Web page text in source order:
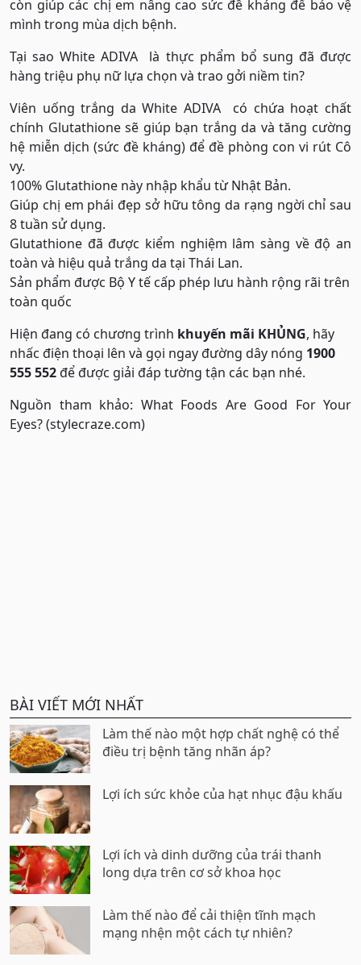
còn giúp các chị em nâng cao sức đề kháng để bảo vệ
mình trong mùa dịch bệnh.
Tại sao White ADIVA là thực phẩm bổ sung đã được
hàng triệu phụ nữ lựa chọn và trao gởi niềm tin?
Viên uống trắng da White ADIVA có chứa hoạt chất
chính Glutathione sẽ giúp bạn trắng da và tăng cường
hệ miễn dịch (sức đề kháng) để đề phòng con vi rút Cô
vy.
100% Glutathione này nhập khẩu từ Nhật Bản.
Giúp chị em phái đẹp sở hữu tông da rạng ngời chỉ sau
8 tuần sử dụng.
Glutathione đã được kiểm nghiệm lâm sàng về độ an
toàn và hiệu quả trắng da tại Thái Lan.
Sản phẩm được Bộ Y tế cấp phép lưu hành rộng rãi trên
toàn quốc
Hiện đang có chương trình khuyến mãi KHỦNG, hãy
nhấc điện thoại lên và gọi ngay đường dây nóng 1900
555 552để được giải đáp tường tận các bạn nhé.
Nguồn tham khảo: What Foods Are Good For Your
Eyes? (stylecraze.com)
BÀI VIẾT MỚI NHẤT
Làm thế nào một hợp chất nghệ có thể
điều trị bệnh tăng nhãn áp?
Lợi ích sức khỏe của hạt nhục đậu khấu
Lợi ích và dinh dưỡng của trái thanh
long dựa trên cơ sở khoa học
Làm thế nào để cải thiện tĩnh mạch
mạng nhện một cách tự nhiên?